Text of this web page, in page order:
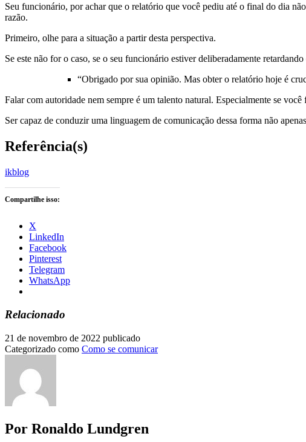
Seu funcionário, por achar que o relatório que você pediu até o final do dia
razão.
Primeiro, olhe para a situação a partir desta perspectiva.
Se este não for o caso, se o seu funcionário estiver deliberadamente
“Obrigado por sua opinião. Mas obter o relatório hoje é
Falar com autoridade nem sempre é um talento natural. Especialmente se
Ser capaz de conduzir uma linguagem de comunicação dessa forma não
Referência(s)
ikblog
Compartilhe isso:
X
LinkedIn
Facebook
Pinterest
Telegram
WhatsApp
Relacionado
21 de novembro de 2022 publicado
Categorizado como Como se comunicar
Por Ronaldo Lundgren